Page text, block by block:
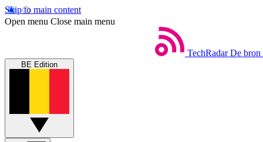
Skip to main content
Open menu Close main menu
TechRadar De bron
BE Edition